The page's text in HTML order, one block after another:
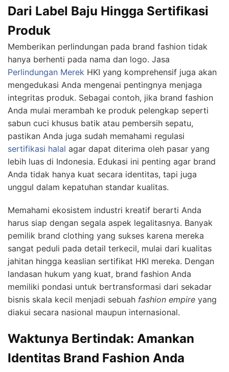
Dari Label Baju Hingga Sertifikasi
Produk
Memberikan perlindungan pada brand fashion tidak
hanya berhenti pada nama dan logo. Jasa
Perlindungan Merek HKI yang komprehensif juga akan
mengedukasi Anda mengenai pentingnya menjaga
integritas produk. Sebagai contoh, jika brand fashion
Anda mulai merambah ke produk pelengkap seperti
sabun cuci khusus batik atau pembersih sepatu,
pastikan Anda juga sudah memahami regulasi
sertifikasi halal agar dapat diterima oleh pasar yang
lebih luas di Indonesia. Edukasi ini penting agar brand
Anda tidak hanya kuat secara identitas, tapi juga
unggul dalam kepatuhan standar kualitas.
Memahami ekosistem industri kreatif berarti Anda
harus siap dengan segala aspek legalitasnya. Banyak
pemilik brand clothing yang sukses karena mereka
sangat peduli pada detail terkecil, mulai dari kualitas
jahitan hingga keaslian sertifikat HKI mereka. Dengan
landasan hukum yang kuat, brand fashion Anda
memiliki pondasi untuk bertransformasi dari sekadar
bisnis skala kecil menjadi sebuah fashion empire yang
diakui secara nasional maupun internasional.
Waktunya Bertindak: Amankan
Identitas Brand Fashion Anda